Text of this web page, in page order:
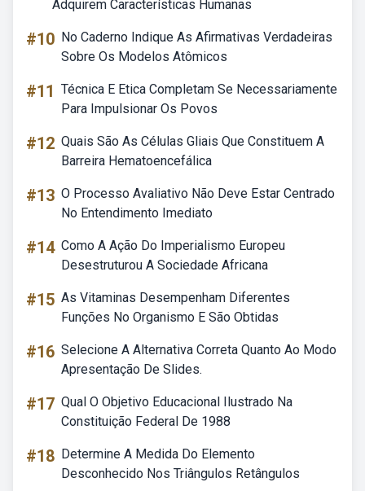
Adquirem Características Humanas
#10 No Caderno Indique As Afirmativas Verdadeiras
Sobre Os Modelos Atômicos
#11 Técnica E Etica Completam Se Necessariamente
Para Impulsionar Os Povos
#12 Quais São As Células Gliais Que Constituem A
Barreira Hematoencefálica
#13 O Processo Avaliativo Não Deve Estar Centrado
No Entendimento Imediato
#14 Como A Ação Do Imperialismo Europeu
Desestruturou A Sociedade Africana
#15 As Vitaminas Desempenham Diferentes
Funções No Organismo E São Obtidas
#16 Selecione A Alternativa Correta Quanto Ao Modo
Apresentação De Slides.
#17 Qual O Objetivo Educacional Ilustrado Na
Constituição Federal De 1988
#18 Determine A Medida Do Elemento
Desconhecido Nos Triângulos Retângulos